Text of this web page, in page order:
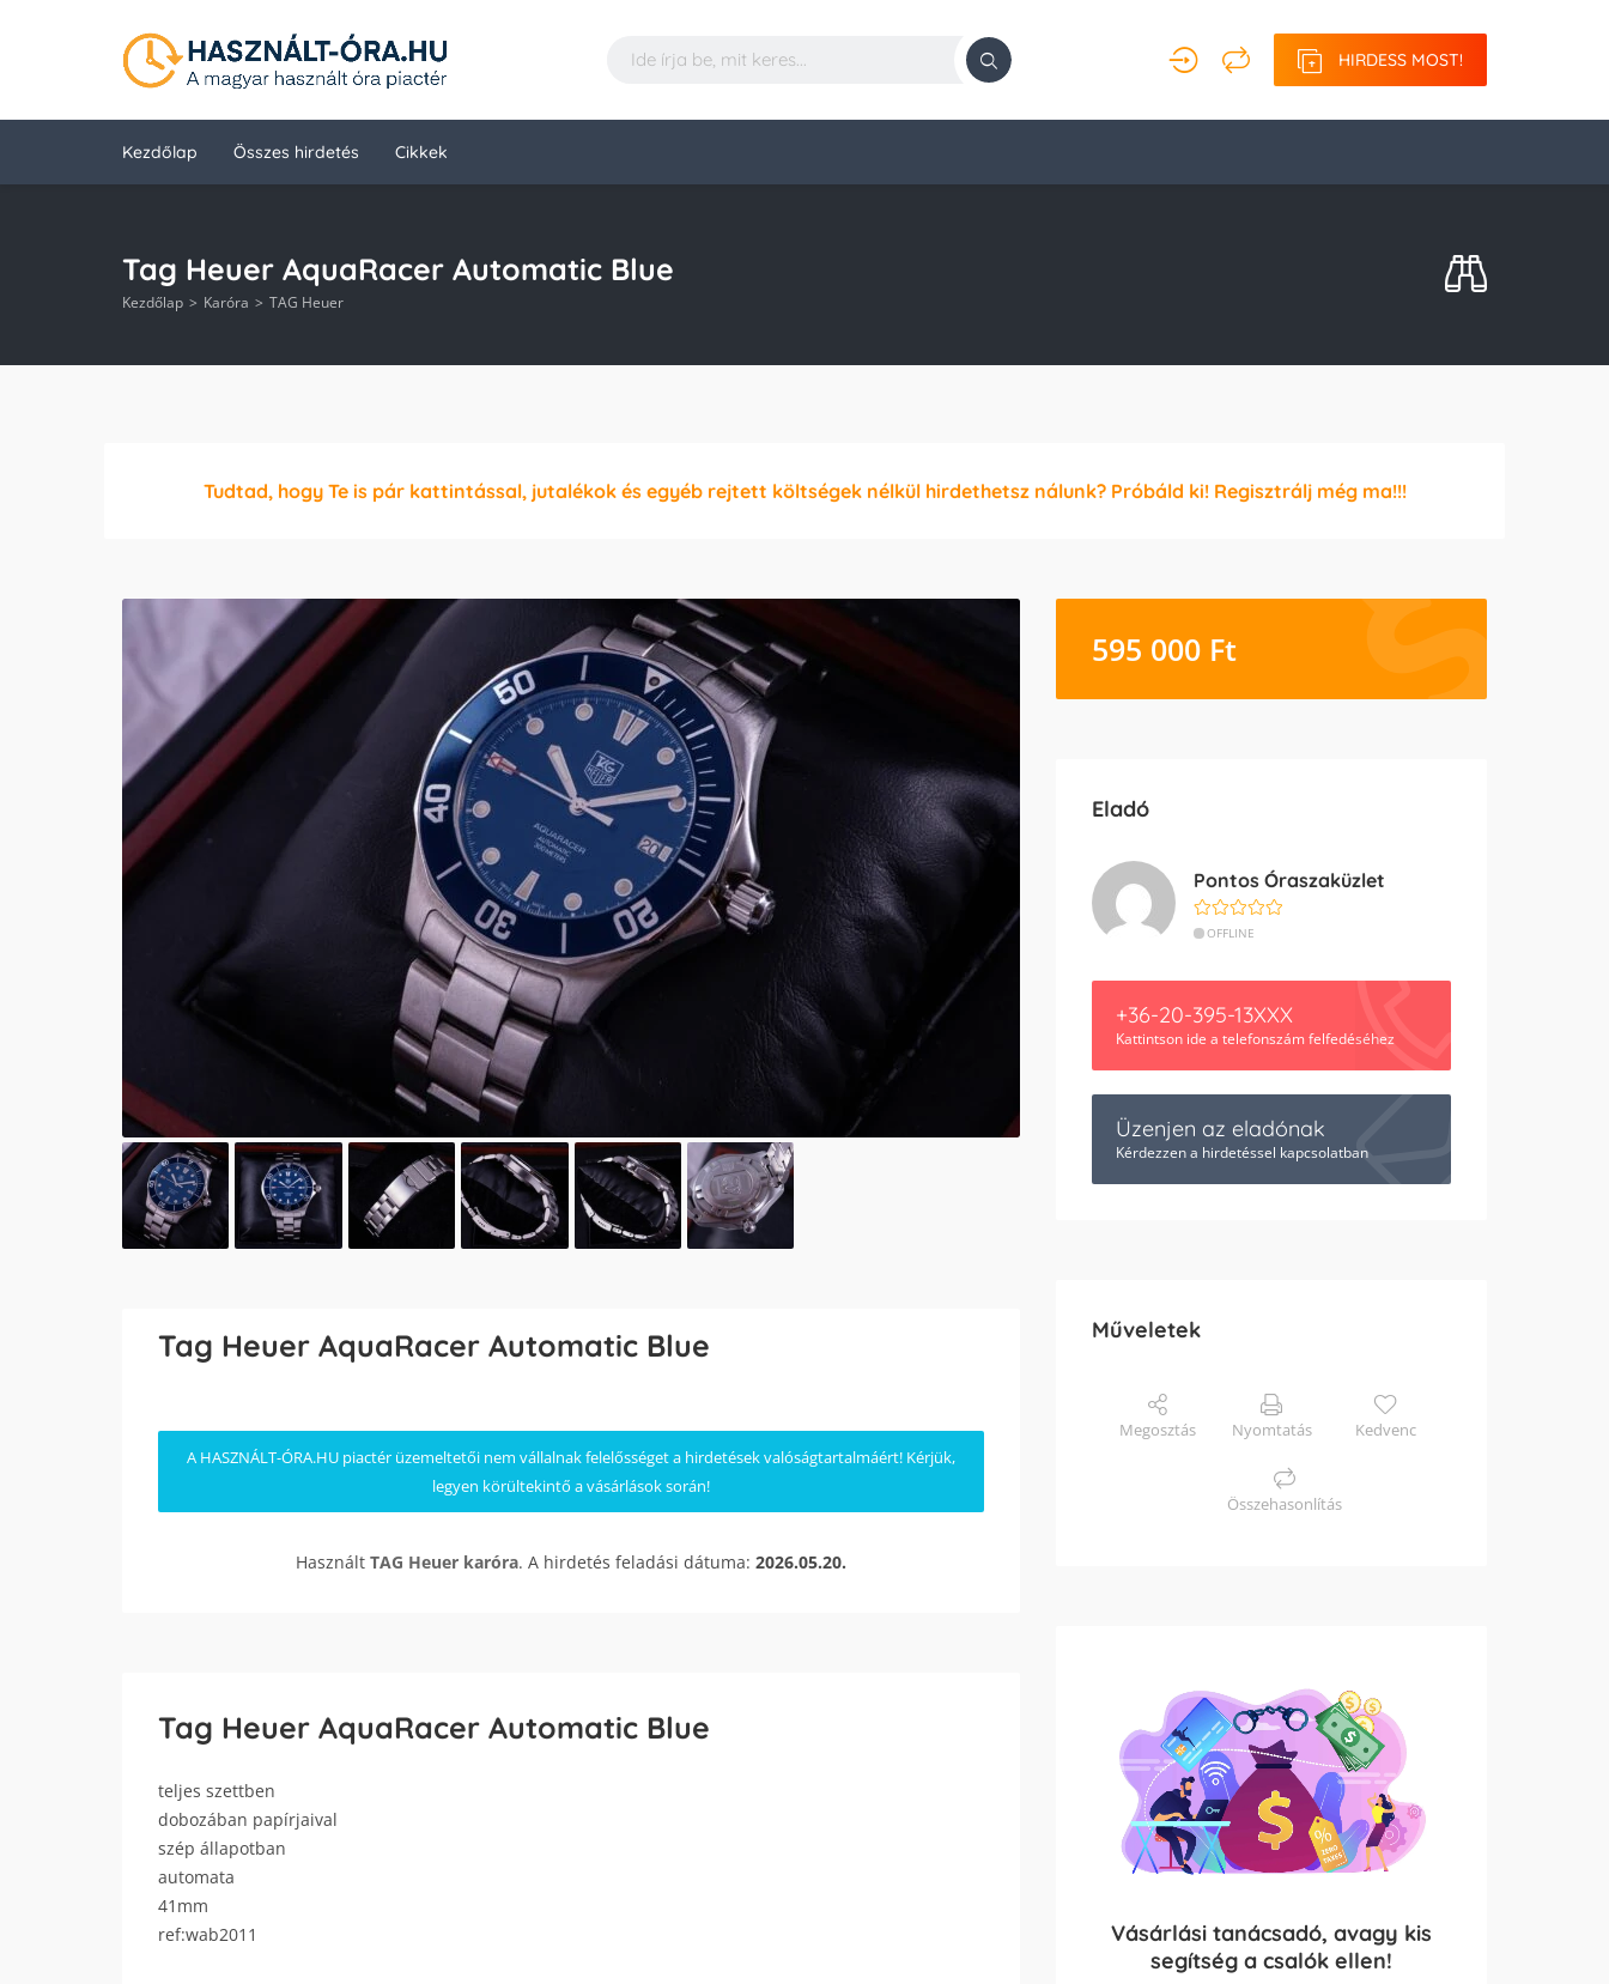
HIRDESS MOST!
Kezdőlap Összes hirdetés Cikkek
Tag Heuer AquaRacer Automatic Blue
Kezdőlap Karóra TAG Heuer
Tudtad, hogy Te is pár kattintással, jutalékok és egyéb rejtett költségek nélkül hirdethetsz nálunk? Próbáld ki! Regisztrálj még ma!!!
Tag Heuer AquaRacer Automatic Blue
A HASZNÁLT-ÓRA.HU piactér üzemeltetői nem vállalnak felelősséget a hirdetések valóságtartalmáért! Kérjük,
legyen körültekintő a vásárlások során!
Használt TAG Heuer karóra. A hirdetés feladási dátuma: 2026.05.20.
Tag Heuer AquaRacer Automatic Blue
teljes szettben
dobozában papírjaival
szép állapotban
automata
41mm
ref:wab2011
595 000 Ft
Eladó
Pontos Óraszaküzlet
OFFLINE
+36-20-395-13XXX
Kattintson ide a telefonszám felfedéséhez
Üzenjen az eladónak
Kérdezzen a hirdetéssel kapcsolatban
Műveletek
Megosztás Nyomtatás Kedvenc
Összehasonlítás
Vásárlási tanácsadó, avagy kis
segítség a csalók ellen!